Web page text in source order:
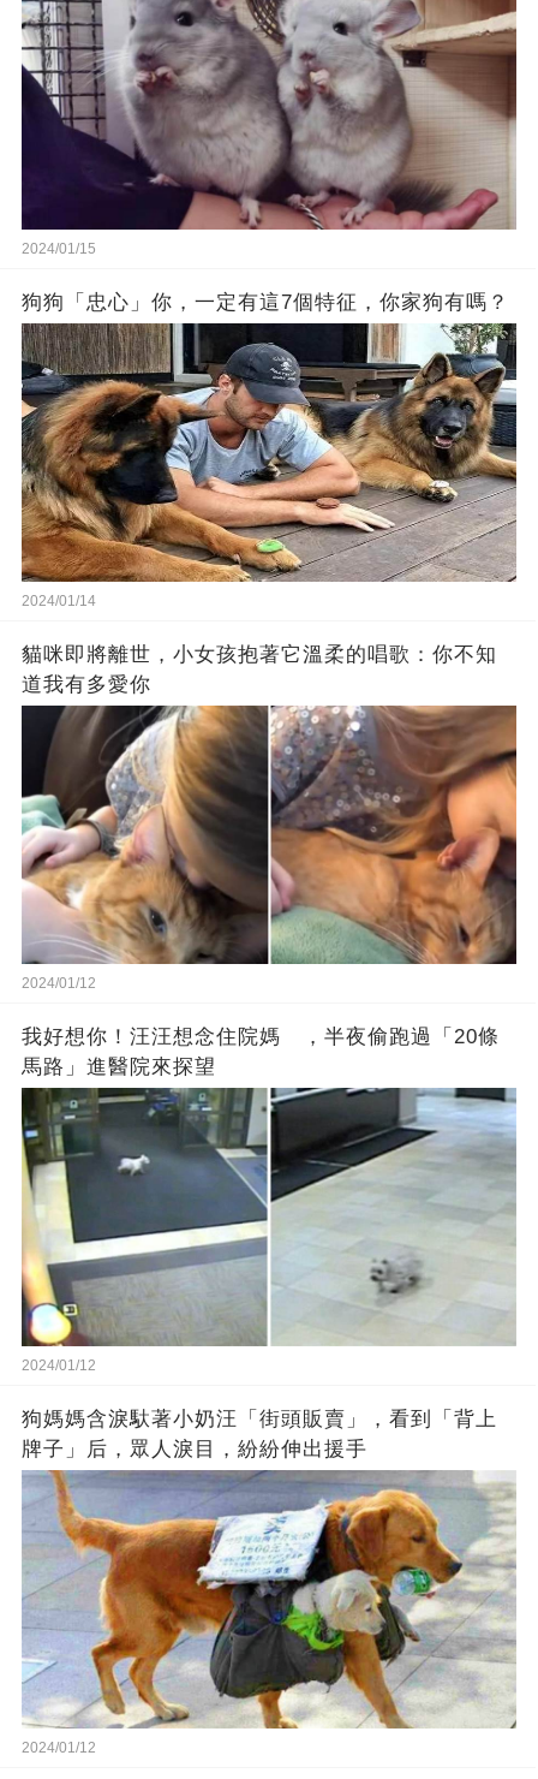
2024/01/15
狗狗「忠心」你，一定有這7個特征，你家狗有嗎？
2024/01/14
貓咪即將離世，小女孩抱著它溫柔的唱歌：你不知
道我有多愛你
2024/01/12
我好想你！汪汪想念住院媽 ，半夜偷跑過「20條
馬路」進醫院來探望
2024/01/12
狗媽媽含淚馱著小奶汪「街頭販賣」，看到「背上
牌子」后，眾人淚目，紛紛伸出援手
2024/01/12